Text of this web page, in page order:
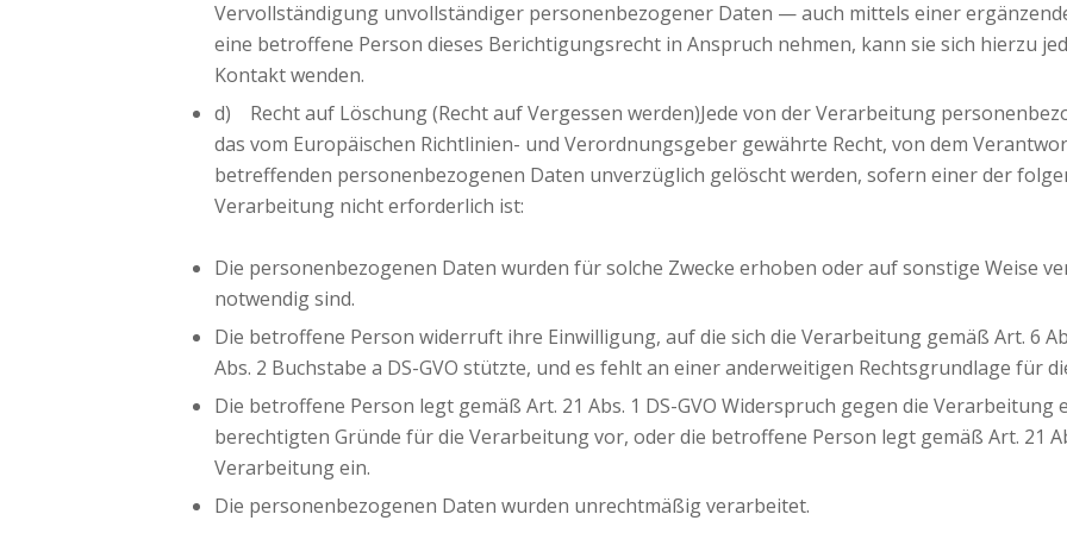
Vervollständigung unvollständiger personenbezogener Daten — auch mittels einer
eine betroffene Person dieses Berichtigungsrecht in Anspruch nehmen, kann sie sich hierzu
Kontakt wenden.
d) Recht auf Löschung (Recht auf Vergessen werden)Jede von der Verarbeitung
das vom Europäischen Richtlinien- und Verordnungsgeber gewährte Recht, von dem
betreffenden personenbezogenen Daten unverzüglich gelöscht werden, sofern einer der
Verarbeitung nicht erforderlich ist:
Die personenbezogenen Daten wurden für solche Zwecke erhoben oder auf sonstige Weise
notwendig sind.
Die betroffene Person widerruft ihre Einwilligung, auf die sich die Verarbeitung gemäß Art. 6
Abs. 2 Buchstabe a DS-GVO stützte, und es fehlt an einer anderweitigen Rechtsgrundlage für
Die betroffene Person legt gemäß Art. 21 Abs. 1 DS-GVO Widerspruch gegen die
berechtigten Gründe für die Verarbeitung vor, oder die betroffene Person legt gemäß Art. 21
Verarbeitung ein.
Die personenbezogenen Daten wurden unrechtmäßig verarbeitet.